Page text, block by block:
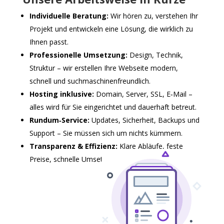
Individuelle Beratung: Wir hören zu, verstehen Ihr
Projekt und entwickeln eine Lösung, die wirklich zu
Ihnen passt.
Professionelle Umsetzung: Design, Technik,
Struktur – wir erstellen Ihre Webseite modern,
schnell und suchmaschinenfreundlich.
Hosting inklusive: Domain, Server, SSL, E‑Mail –
alles wird für Sie eingerichtet und dauerhaft betreut.
Rundum‑Service: Updates, Sicherheit, Backups und
Support – Sie müssen sich um nichts kümmern.
Transparenz & Effizienz: Klare Abläufe, feste
Preise, schnelle Umsetzung.